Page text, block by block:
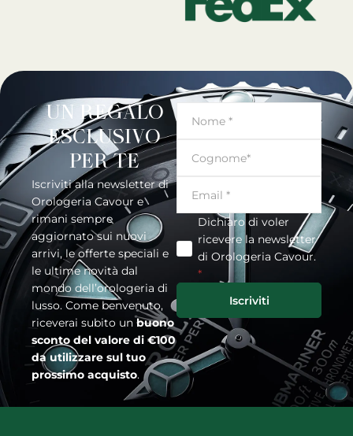
UN REGALO
ESCLUSIVO
PER TE
Iscriviti alla newsletter di
Orologeria Cavour e
rimani sempre
aggiornato sui nuovi
arrivi, le offerte speciali e
le ultime novità dal
mondo dell’orologeria di
lusso. Come benvenuto,
riceverai subito unbuono
sconto del valore di €100
da utilizzare sul tuo
prossimo acquisto.
Dichiaro di voler
ricevere la newsletter
di Orologeria Cavour.
*
Iscriviti